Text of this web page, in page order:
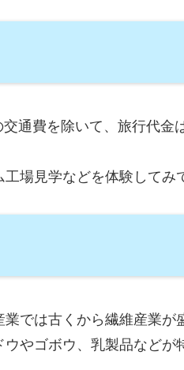
通費を除いて、旅行代金
場見学などを体験してみ
では古くから繊維産業が
やゴボウ、乳製品などが